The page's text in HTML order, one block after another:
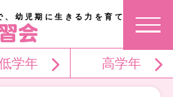
、幼児期に生きる力を育てる。
学年 高学年